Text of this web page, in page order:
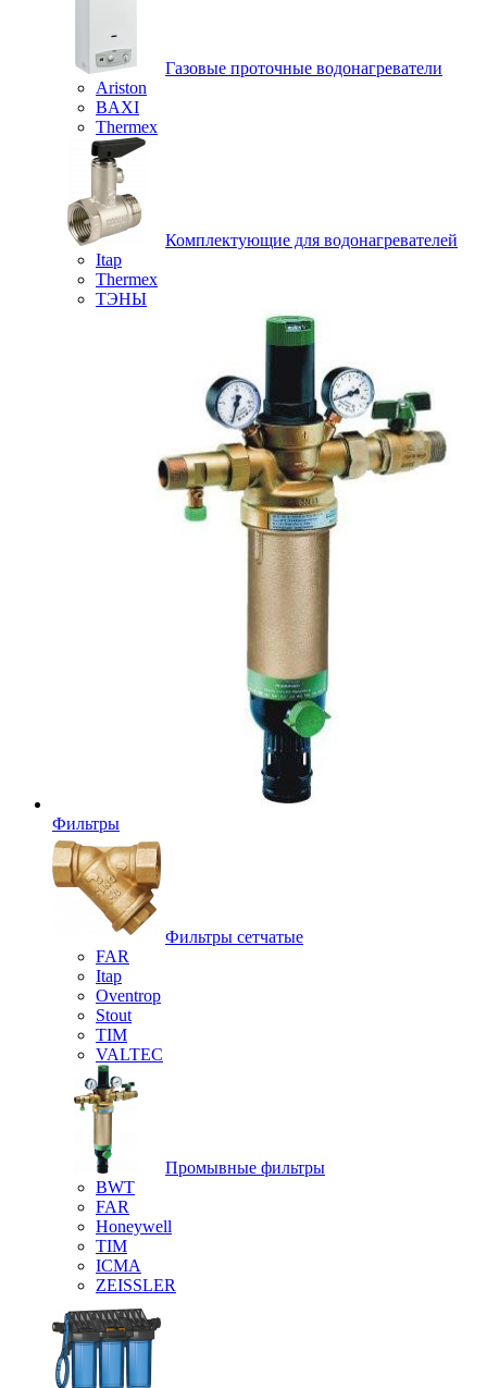
Газовые проточные водонагреватели
Ariston
BAXI
Thermex
Комплектующие для водонагревателей
Itap
Thermex
ТЭНЫ
Фильтры
Фильтры сетчатые
FAR
Itap
Oventrop
Stout
TIM
VALTEC
Промывные фильтры
BWT
FAR
Honeywell
TIM
ICMA
ZEISSLER